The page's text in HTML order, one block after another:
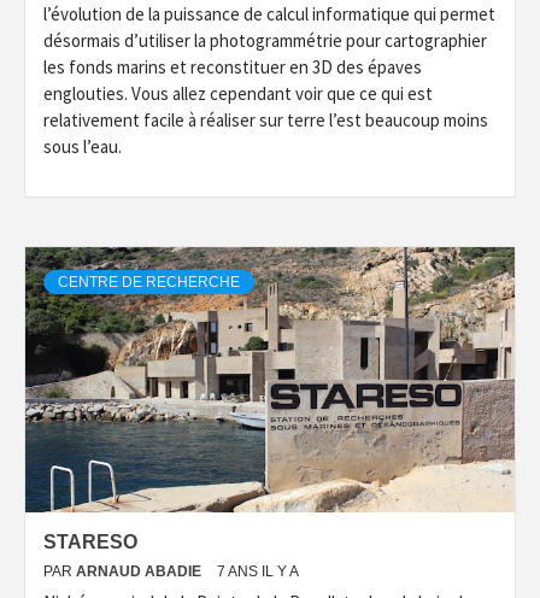
l’évolution de la puissance de calcul informatique qui permet
désormais d’utiliser la photogrammétrie pour cartographier
les fonds marins et reconstituer en 3D des épaves
englouties. Vous allez cependant voir que ce qui est
relativement facile à réaliser sur terre l’est beaucoup moins
sous l’eau.
CENTRE DE RECHERCHE
STARESO
PAR ARNAUD ABADIE 7 ANS IL Y A